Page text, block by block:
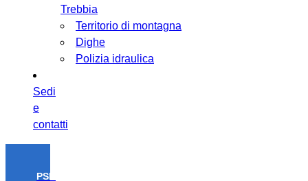
Trebbia
Territorio di montagna
Dighe
Polizia idraulica
Sedi
e
contatti
PSR